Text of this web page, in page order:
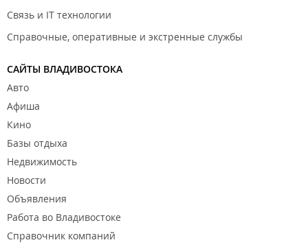
Связь и IT технологии
Справочные, оперативные и экстренные службы
САЙТЫ ВЛАДИВОСТОКА
Авто
Афиша
Кино
Базы отдыха
Недвижимость
Новости
Объявления
Работа во Владивостоке
Справочник компаний